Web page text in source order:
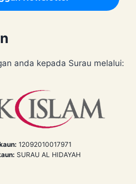
anda kepada Surau melalui:
12092010017971
SURAU AL HIDAYAH